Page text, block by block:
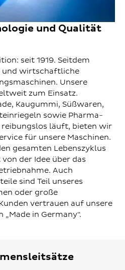
und Qualität
seit 1919. Seitdem
wirtschaftliche
Unsere
zum Einsatz.
Kaugummi, Süßwaren,
sowie Pharma-
läuft, bieten wir
für unsere Maschinen.
gesamten Lebenszyklus
der Idee über das
Auch
sind Teil unseres
oder große
vertrauen auf unsere
in Germany“.